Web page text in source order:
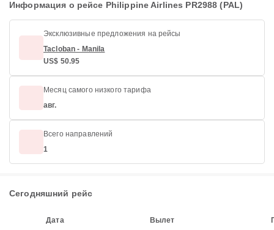
Информация о рейсе Philippine Airlines PR2988 (PAL)
Эксклюзивные предложения на рейсы
Tacloban - Manila
US$ 50.95
Месяц самого низкого тарифа
авг.
Всего направлений
1
Сегодняшний рейс
Дата Вылет